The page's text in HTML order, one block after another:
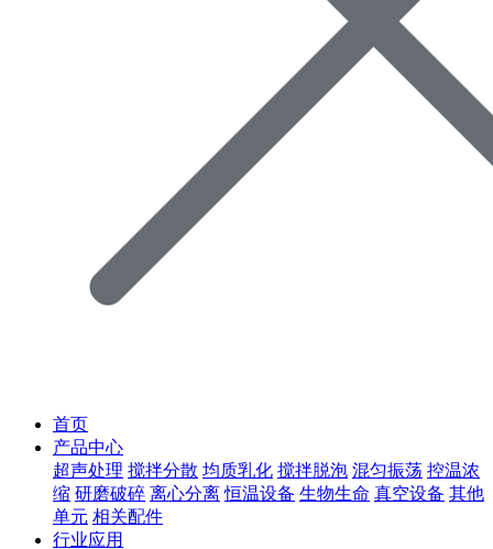
首页
产品中心
超声处理 搅拌分散 均质乳化 搅拌脱泡 混匀振荡 控温浓
缩 研磨破碎 离心分离 恒温设备 生物生命 真空设备 其他
单元 相关配件
行业应用